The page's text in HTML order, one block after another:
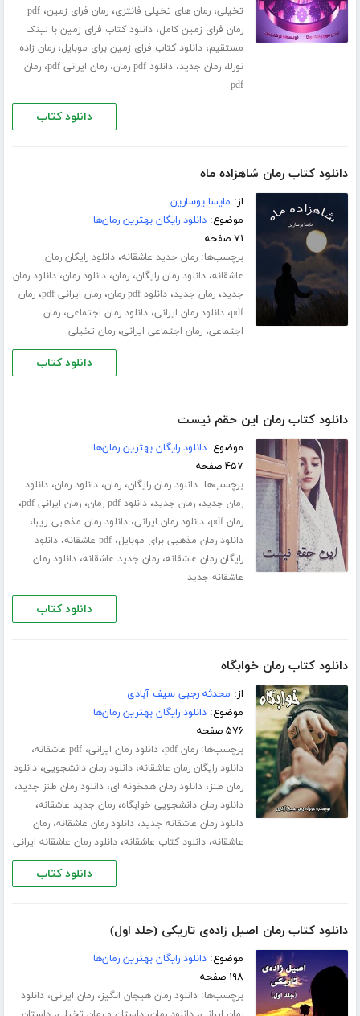
تخیلی،رمان های تخیلی فانتزی،رمان فرای زمین،pdf
رمان فرای زمین کامل،دانلود کتاب فرای زمین با لینک
مستقیم،دانلود کتاب فرای زمین برای موبایل،رمان زاده
نورلا،رمان جدید،دانلود pdf رمان ،رمان ایرانی pdf ،رمان
pdf
دانلود کتاب
دانلود کتاب رمان شاهزاده ماه
از: مایسا یوسارین
موضوع:دانلود رایگان بهترین رمان‌ها
۷۱ صفحه
برچسب‌ها:رمان جدید عاشقانه،دانلود رایگان رمان
عاشقانه،دانلود رمان رایگان،رمان،دانلود رمان،دانلود رمان
جدید،رمان جدید،دانلود pdf رمان ،رمان ایرانی pdf ،رمان
pdf،دانلود رمان ایرانی،دانلود رمان اجتماعی،رمان
اجتماعی،رمان اجتماعی ایرانی،رمان تخیلی
دانلود کتاب
دانلود کتاب رمان این حقم نیست
موضوع:دانلود رایگان بهترین رمان‌ها
۴۵۷ صفحه
برچسب‌ها:دانلود رمان رایگان،رمان،دانلود رمان،دانلود
رمان جدید،رمان جدید،دانلود pdf رمان ،رمان ایرانی pdf ،
رمان pdf ،دانلود رمان ایرانی،دانلود رمان مذهبی زیبا،
دانلود رمان مذهبی برای موبایل،pdf عاشقانه ،دانلود
رایگان رمان عاشقانه،رمان جدید عاشقانه،دانلود رمان
عاشقانه جدید
دانلود کتاب
دانلود کتاب رمان خوابگاه
از: محدثه رجبی سیف آبادی
موضوع:دانلود رایگان بهترین رمان‌ها
۵۷۶ صفحه
برچسب‌ها:رمان pdf ،دانلود رمان ایرانی،pdf عاشقانه ،
دانلود رایگان رمان عاشقانه،دانلود رمان دانشجویی،دانلود
رمان طنز،دانلود رمان همخونه ای،دانلود رمان طنز جدید،
دانلود رمان دانشجویی خوابگاه،رمان جدید عاشقانه،
دانلود رمان عاشقانه جدید،دانلود رمان عاشقانه،رمان
عاشقانه،دانلود کتاب عاشقانه،دانلود رمان عاشقانه ایرانی
دانلود کتاب
دانلود کتاب رمان اصیل زاده‌ی تاریکی (جلد اول)
موضوع:دانلود رایگان بهترین رمان‌ها
۱۹۸ صفحه
برچسب‌ها:دانلود رمان هیجان انگیز،رمان ایرانی،دانلود